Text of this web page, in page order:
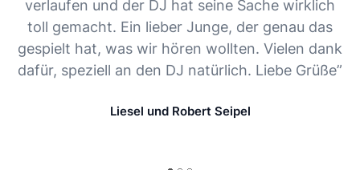
verlaufen und der DJ hat seine Sache wirklich
toll gemacht. Ein lieber Junge, der genau das
gespielt hat, was wir hören wollten. Vielen dank
dafür, speziell an den DJ natürlich. Liebe Grüße”
Liesel und Robert Seipel